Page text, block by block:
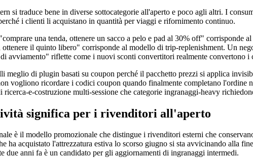
si traduce bene in diverse sottocategorie all'aperto e poco agli altri. I
i clienti li acquistano in quantità per viaggi e rifornimento continuo.
una tenda, ottenere un sacco a pelo e pad al 30% off" corrisponde
il quinto libero" corrisponde al modello di trip-replenishment. Un
avviamento" riflette come i nuovi sconti convertitori realmente convertono i
meglio di plugin basati su coupon perché il pacchetto prezzi si applica
vogliono ricordare i codici coupon quando finalmente completano l'ordine
e-costruzione multi-sessione che categorie ingranaggi-heavy
significa per i rivenditori all'aperto
è il modello promozionale che distingue i rivenditori esterni che
ha acquistato l'attrezzatura estiva lo scorso giugno si sta avvicinando alla
due anni fa è un candidato per gli aggiornamenti di ingranaggi intermedi.